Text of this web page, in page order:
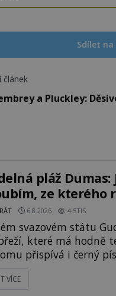
Sdílet na
článek
a Pluckley:
pláž Dumas:
ze kterého
6.8.2026 4.5TIS
svazovém státu
které má hodně
přispívá i černý
netypické zbarvení?
historky, že zde došlo k
VÍCE